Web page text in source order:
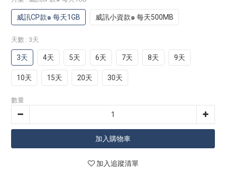
威訊CP款๑ 每天1GB 威訊小資款๑ 每天500MB
天數 : 3天
3天 4天 5天 6天 7天 8天 9天
10天 15天 20天 30天
數量
加入購物車
加入追蹤清單